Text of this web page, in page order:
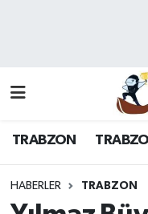
TRABZON
HABERLER TRABZON
Hava Durumu
Namaz Vakitleri
Trafik Durumu